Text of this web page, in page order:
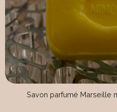
Savon parfumé Marseille